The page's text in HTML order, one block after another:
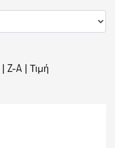
| Z-A | Τιμή